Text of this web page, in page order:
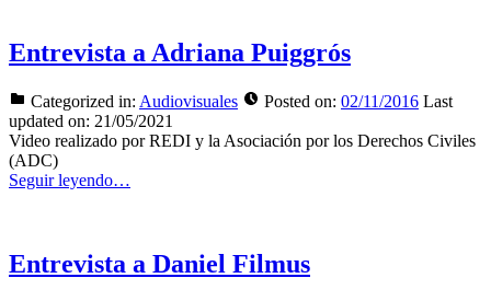
Entrevista a Adriana Puiggrós
Categorized in: Audiovisuales Posted on: 02/11/2016 Last
updated on: 21/05/2021
Video realizado por REDI y la Asociación por los Derechos Civiles
(ADC)
Seguir leyendo…
Entrevista a Daniel Filmus